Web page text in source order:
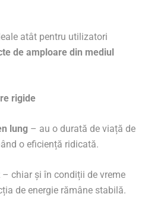
atât pentru utilizatori
de amploare din mediul
rigide
lung – au o durată de viață de
o eficiență ridicată.
– chiar și în condiții de vreme
de energie rămâne stabilă.